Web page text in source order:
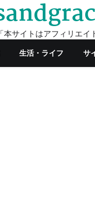
本サイトはアフィリエイ
生活・ライフ サ